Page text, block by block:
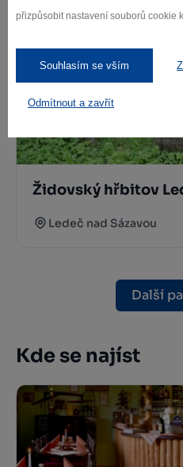
přizpůsobit nastavení souborů cookie
Souhlasím se vším
Odmítnout a zavřít
Dolní Město
Židovský hřbitov
Ledeč nad Sázavou
Další
Kde se najíst